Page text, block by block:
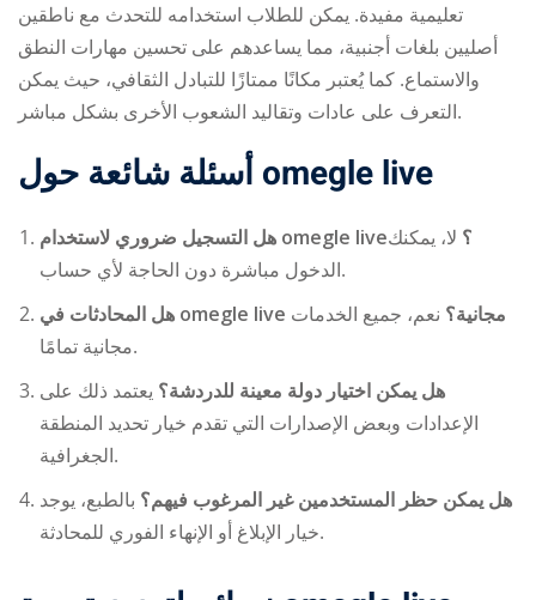
تعليمية مفيدة. يمكن للطلاب استخدامه للتحدث مع ناطقين
أصليين بلغات أجنبية، مما يساعدهم على تحسين مهارات النطق
والاستماع. كما يُعتبر مكانًا ممتازًا للتبادل الثقافي، حيث يمكن
التعرف على عادات وتقاليد الشعوب الأخرى بشكل مباشر.
أسئلة شائعة حول omegle live
هل التسجيل ضروري لاستخدام omegle live؟ لا، يمكنك
الدخول مباشرة دون الحاجة لأي حساب.
هل المحادثات في omegle live مجانية؟ نعم، جميع الخدمات
مجانية تمامًا.
هل يمكن اختيار دولة معينة للدردشة؟ يعتمد ذلك على
الإعدادات وبعض الإصدارات التي تقدم خيار تحديد المنطقة
الجغرافية.
هل يمكن حظر المستخدمين غير المرغوب فيهم؟ بالطبع، يوجد
خيار الإبلاغ أو الإنهاء الفوري للمحادثة.